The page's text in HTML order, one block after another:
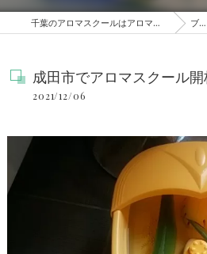
千葉のアロマスクールはアロマテラピールーム リン ブログ
成田市でアロマスクール開
2021/12/06